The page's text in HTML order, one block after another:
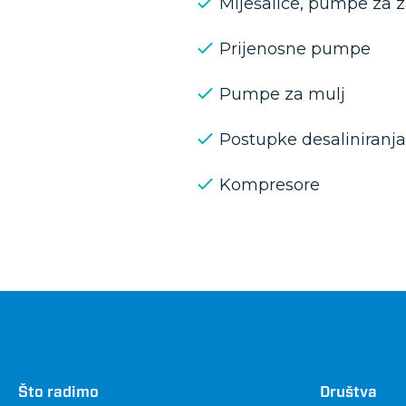
Prijenosne pumpe
Pumpe za mulj
Postupke desaliniranja
Kompresore
Što radimo
Društva